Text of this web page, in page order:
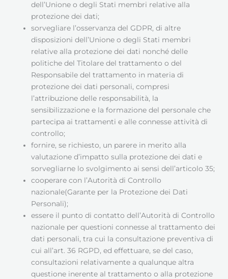
dell’Unione o degli Stati membri relative alla
protezione dei dati;
sorvegliare l’osservanza del GDPR, di altre
disposizioni dell’Unione o degli Stati membri
relative alla protezione dei dati nonché delle
politiche del Titolare del trattamento o del
Responsabile del trattamento in materia di
protezione dei dati personali, compresi
l’attribuzione delle responsabilità, la
sensibilizzazione e la formazione del personale che
partecipa ai trattamenti e alle connesse attività di
controllo;
fornire, se richiesto, un parere in merito alla
valutazione d’impatto sulla protezione dei dati e
sorvegliarne lo svolgimento ai sensi dell’articolo 35;
cooperare con l’Autorità di Controllo
nazionale(Garante per la Protezione dei Dati
Personali);
essere il punto di contatto dell’Autorità di Controllo
nazionale per questioni connesse al trattamento dei
dati personali, tra cui la consultazione preventiva di
cui all’art. 36 RGPD, ed effettuare, se del caso,
consultazioni relativamente a qualunque altra
questione inerente al trattamento o alla protezione